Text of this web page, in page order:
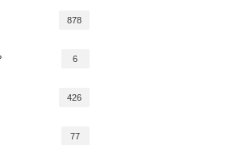
878
6
426
77